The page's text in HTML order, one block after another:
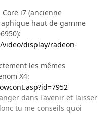
i7 (ancienne
haut de gamme
display/radeon-
les mêmes
X4:
dans l'avenir et laisser
tu me conseils quoi